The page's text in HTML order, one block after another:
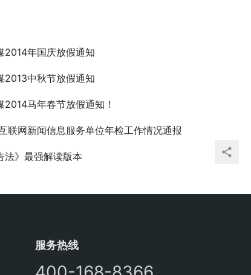
2014年国庆放假通知
2013中秋节放假通知
2014马年春节放假通知！
联网新闻信息服务单位年检工作情况通报
法》最强解读版本
服务热线